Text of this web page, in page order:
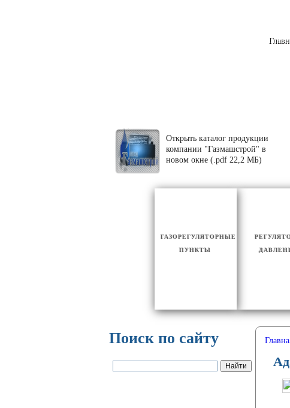
Открыть каталог продукции
компании "Газмашстрой" в
новом окне (.pdf 22,2 МБ)
ГАЗОРЕГУЛЯТОРНЫЕ
ПУНКТЫ
Поиск по сайту